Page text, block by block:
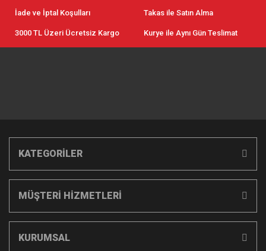
İade ve İptal Koşulları Takas ile Satın Alma
3000 TL Üzeri Ücretsiz Kargo Kurye ile Aynı Gün Teslimat
KATEGORİLER
MÜŞTERİ HİZMETLERİ
KURUMSAL